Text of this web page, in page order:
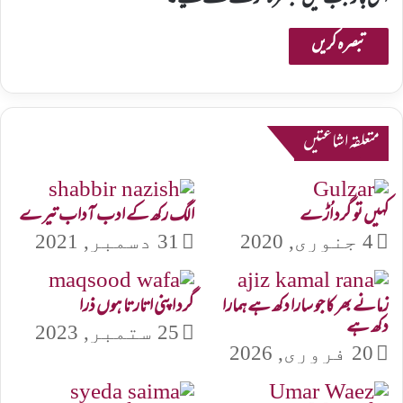
متعلقہ اشاعتیں
کہیں تو گرد اُڑے
4 جنوری, 2020
الگ رکھ کے ادب آداب تیرے
31 دسمبر, 2021
زمانے بھر کا جو سارا دکھ ہے ہمارا
دکھ ہے
20 فروری, 2026
گرد اپنی اتارتا ہوں ذرا
25 ستمبر, 2023